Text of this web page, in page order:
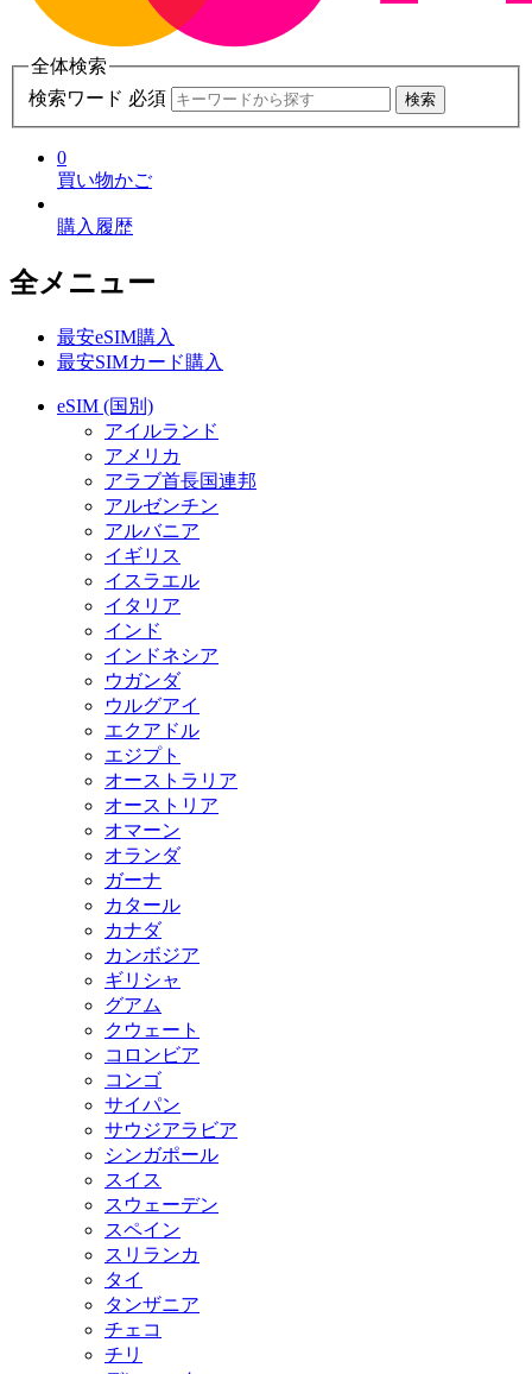
全体検索
検索ワード 必須
検索
0
買い物かご
購入履歴
全メニュー
最安eSIM購入
最安SIMカード購入
eSIM (国別)
アイルランド
アメリカ
アラブ首長国連邦
アルゼンチン
アルバニア
イギリス
イスラエル
イタリア
インド
インドネシア
ウガンダ
ウルグアイ
エクアドル
エジプト
オーストラリア
オーストリア
オマーン
オランダ
ガーナ
カタール
カナダ
カンボジア
ギリシャ
グアム
クウェート
コロンビア
コンゴ
サイパン
サウジアラビア
シンガポール
スイス
スウェーデン
スペイン
スリランカ
タイ
タンザニア
チェコ
チリ